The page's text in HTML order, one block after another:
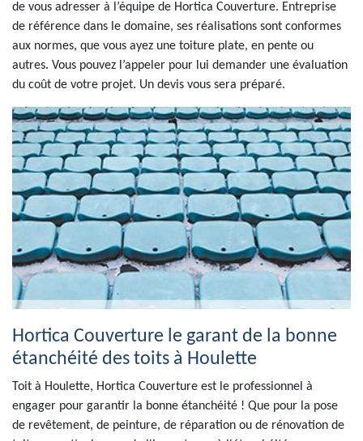
de vous adresser à l’équipe de Hortica Couverture. Entreprise
de référence dans le domaine, ses réalisations sont conformes
aux normes, que vous ayez une toiture plate, en pente ou
autres. Vous pouvez l’appeler pour lui demander une évaluation
du coût de votre projet. Un devis vous sera préparé.
Hortica Couverture le garant de la bonne
étanchéité des toits à Houlette
Toit à Houlette, Hortica Couverture est le professionnel à
engager pour garantir la bonne étanchéité ! Que pour la pose
de revêtement, de peinture, de réparation ou de rénovation de